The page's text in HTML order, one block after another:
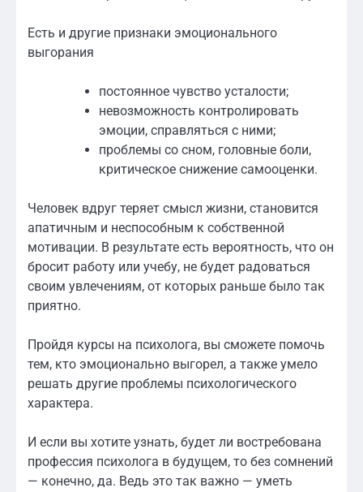
Есть и другие признаки эмоционального
выгорания
постоянное чувство усталости;
невозможность контролировать
эмоции, справляться с ними;
проблемы со сном, головные боли,
критическое снижение самооценки.
Человек вдруг теряет смысл жизни, становится
апатичным и неспособным к собственной
мотивации. В результате есть вероятность, что он
бросит работу или учебу, не будет радоваться
своим увлечениям, от которых раньше было так
приятно.
Пройдя курсы на психолога, вы сможете помочь
тем, кто эмоционально выгорел, а также умело
решать другие проблемы психологического
характера.
И если вы хотите узнать, будет ли востребована
профессия психолога в будущем, то без сомнений
— конечно, да. Ведь это так важно — уметь